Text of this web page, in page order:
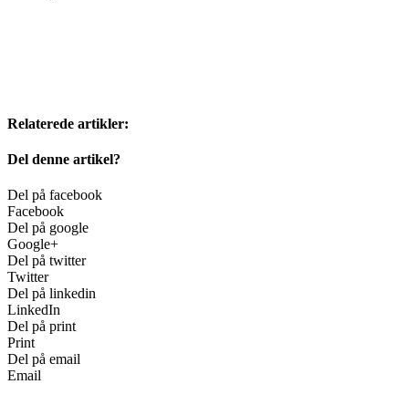
Relaterede artikler:
Del denne artikel?
Del på facebook
Facebook
Del på google
Google+
Del på twitter
Twitter
Del på linkedin
LinkedIn
Del på print
Print
Del på email
Email